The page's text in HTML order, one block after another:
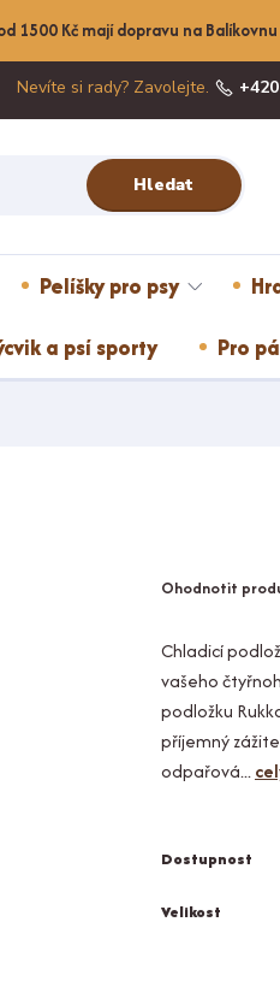
1500 Kč mají dopravu na
Hledat
Nevíte si rady? Zavolejte.
Pelíšky pro psy
a psí sporty Pro
Ohodnotit
Chladicí
vašeho
podložku
příjemný
odpařová...
Dostupnost
Velikost